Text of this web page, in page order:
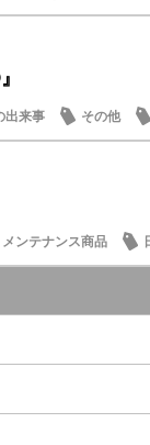
出来事 その他
メンテナンス商品